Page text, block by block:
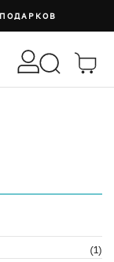
(1)